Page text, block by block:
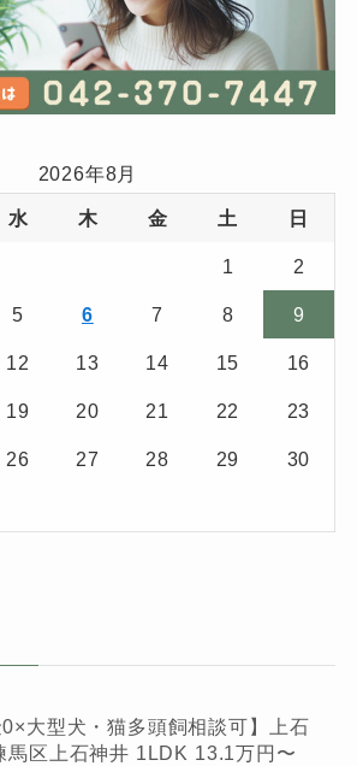
2026年8月
水 木 金 土 日
1 2
5 6 7 8 9
12 13 14 15 16
19 20 21 22 23
26 27 28 29 30
0×大型犬・猫多頭飼相談可】上石
馬区上石神井 1LDK 13.1万円〜